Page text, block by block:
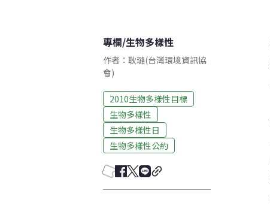
專欄/生物多樣性
作者：耿璐(台灣環境資訊協
會)
2010生物多樣性目標
生物多樣性
生物多樣性日
生物多樣性公約